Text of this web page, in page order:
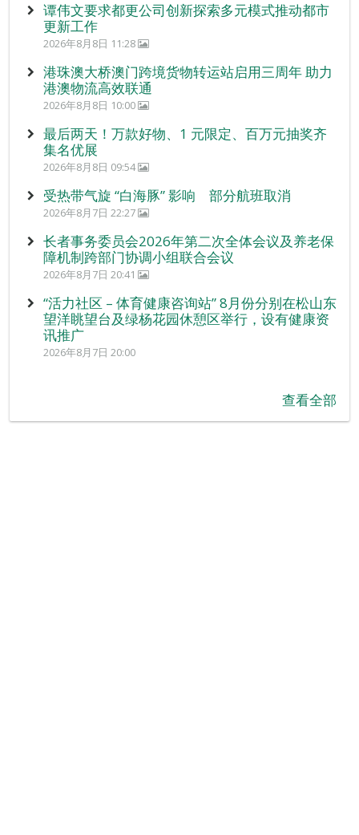
谭伟文要求都更公司创新探索多元模式推动都市
更新工作
2026年8月8日 11:28
港珠澳大桥澳门跨境货物转运站启用三周年 助力
港澳物流高效联通
2026年8月8日 10:00
最后两天！万款好物、1 元限定、百万元抽奖齐
集名优展
2026年8月8日 09:54
受热带气旋 “白海豚” 影响 部分航班取消
2026年8月7日 22:27
长者事务委员会2026年第二次全体会议及养老保
障机制跨部门协调小组联合会议
2026年8月7日 20:41
“活力社区 – 体育健康咨询站” 8月份分别在松山东
望洋眺望台及绿杨花园休憩区举行，设有健康资
讯推广
2026年8月7日 20:00
查看全部